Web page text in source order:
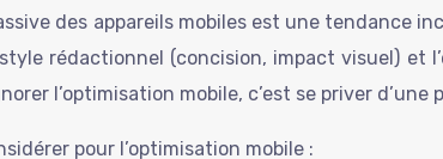
des appareils mobiles est une tendance
rédactionnel (concision, impact visuel)
l’optimisation mobile, c’est se priver
pour l’optimisation mobile :